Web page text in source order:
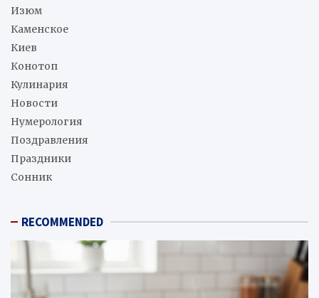
Изюм
Каменское
Киев
Конотоп
Кулинария
Новости
Нумерология
Поздравления
Праздники
Сонник
RECOMMENDED